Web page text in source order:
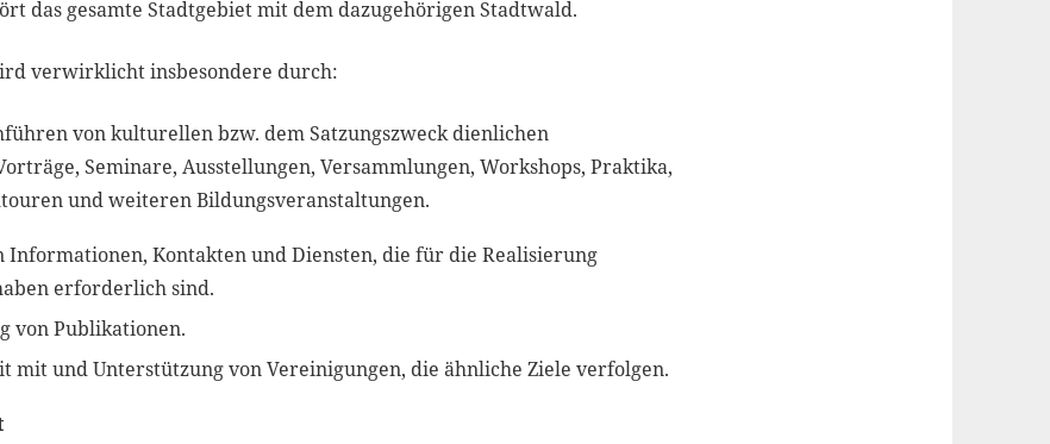
das gesamte Stadtgebiet mit dem dazugehörigen Stadtwald.
verwirklicht insbesondere durch:
von kulturellen bzw. dem Satzungszweck dienlichen
Seminare, Ausstellungen, Versammlungen, Workshops, Praktika,
und weiteren Bildungsveranstaltungen.
Informationen, Kontakten und Diensten, die für die Realisierung
erforderlich sind.
von Publikationen.
mit und Unterstützung von Vereinigungen, die ähnliche Ziele verfolgen.